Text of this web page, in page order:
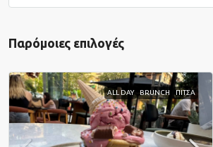
Παρόμοιες επιλογές
ALL DAY BRUNCH ΠΙΤΣΑ